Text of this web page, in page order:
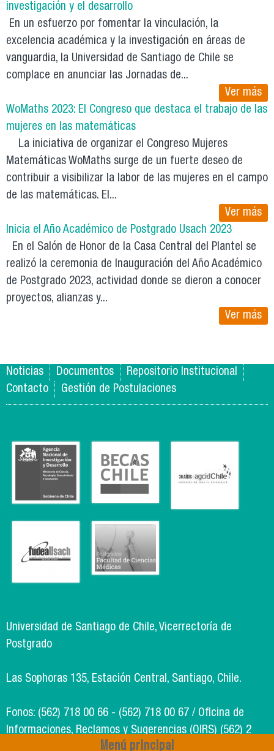
Menú principal
investigación y el desarrollo
En un esfuerzo por fomentar la vinculación, la
excelencia académica y la investigación en áreas de
vanguardia, la Universidad de Santiago de Chile se
complace en anunciar las Jornadas de...
Ver más
WoMaths 2023: El Congreso que destaca el trabajo de las
mujeres en las matemáticas
La iniciativa de organizar el Congreso Mujeres
Matemáticas WoMaths surge de un fuerte deseo de
contribuir a visibilizar la labor de las mujeres en el campo
de las matemáticas. El...
Ver más
Inicia el Año Académico de Postgrado Usach 2023
En el Salón de Honor de la Casa Central del Plantel se
realizó la ceremonia de Inauguración del Año Académico
de Postgrado 2023, actividad donde se dieron a conocer
proyectos, alianzas y...
Ver más
Noticias Documentos
Repositorio Institucional
Contacto
Gestión de Postulaciones
Universidad de Santiago de Chile, Vicerrectoría de
Postgrado
Las Sophoras 135, Estación Central, Santiago, Chile.
Fonos: (562) 718 00 66 - (562) 718 00 67 / Oficina de
Informaciones, Reclamos y Sugerencias (OIRS) (562) 2